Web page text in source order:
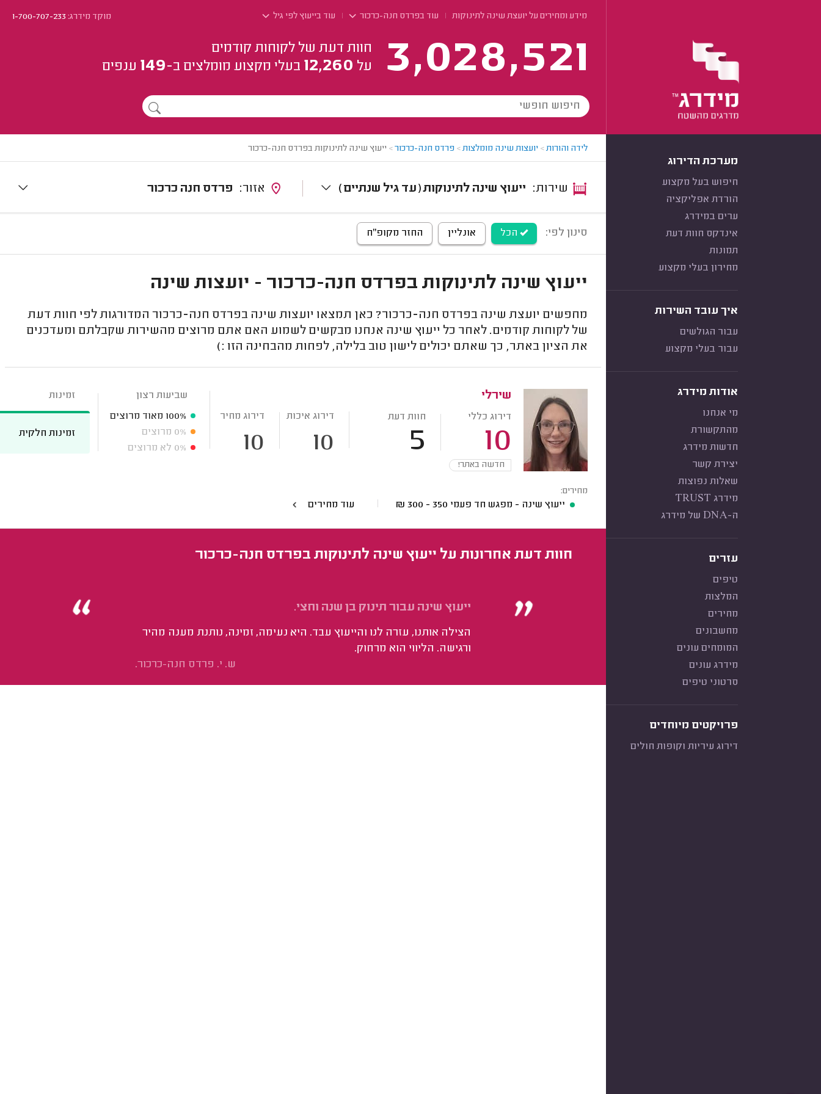
מידע ומחירים על יועצת שינה לתינוקות עוד בפרדס חנה-כרכור עוד בייעוץ לפי גיל מוקד מידרג:1-700-707-233
3,028,521
חוות דעת של לקוחות קודמים
על 12,260 בעלי מקצוע מומלצים ב-149 ענפים
מערכת הדירוג
חיפוש בעל מקצוע
הורדת אפליקציה
ערים במידרג
אינדקס חוות דעת
תמונות
מחירון בעלי מקצוע
איך עובד השירות
עבור הגולשים
עבור בעלי מקצוע
אודות מידרג
מי אנחנו
מהתקשורת
חדשות מידרג
יצירת קשר
שאלות נפוצות
מידרג TRUST
ה-DNA של מידרג
עזרים
טיפים
המלצות
מחירים
מחשבונים
המומחים עונים
מידרג עונים
סרטוני טיפים
פרויקטים מיוחדים
דירוג עיריות וקופות חולים
לידה והורות> יועצות שינה מומלצות> פרדס חנה-כרכור> ייעוץ שינה לתינוקות בפרדס חנה-כרכור
ייעוץ שינה לתינוקות (עד גיל שנתיים) פרדס חנה כרכור
סינון לפי: הכל אונליין החזר מקופ"ח
ייעוץ שינה לתינוקות בפרדס חנה-כרכור - יועצות שינה
מחפשים יועצת שינה בפרדס חנה-כרכור? כאן תמצאו יועצות שינה בפרדס חנה-כרכור המדורגות לפי חוות דעת
של לקוחות קודמים. לאחר כל ייעוץ שינה אנחנו מבקשים לשמוע האם אתם מרוצים מהשירות שקבלתם ומעדכנים
את הציון באתר, כך שאתם יכולים לישון טוב בלילה, לפחות מהבחינה הזו :)
שירלי
דירוג כללי
10
חוות דעת
5
דירוג איכות
10
דירוג מחיר
10
חדשה באתר!
שביעות רצון
100% מאוד מרוצים
0% מרוצים
0% לא מרוצים
זמינות
זמינות חלקית
מחירים:
ייעוץ שינה - מפגש חד פעמי 350 - 300
₪ עוד מחירים
חוות דעת אחרונות על ייעוץ שינה לתינוקות בפרדס חנה-כרכור
ייעוץ שינה עבור תינוק בן שנה וחצי.
הצילה אותנו, עזרה לנו והייעוץ עבד. היא נעימה, זמינה, נותנת מענה מהיר
ורגישה. הליווי הוא מרחוק.
ש. י. פרדס חנה-כרכור.